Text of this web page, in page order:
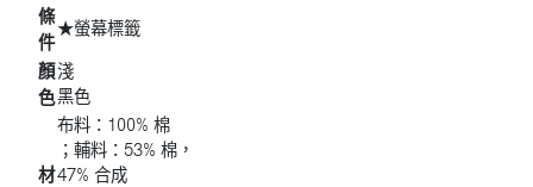
條
件
★螢幕標籤
顏
色
淺
黑色
材
布料：100% 棉
；輔料：53% 棉，
47% 合成